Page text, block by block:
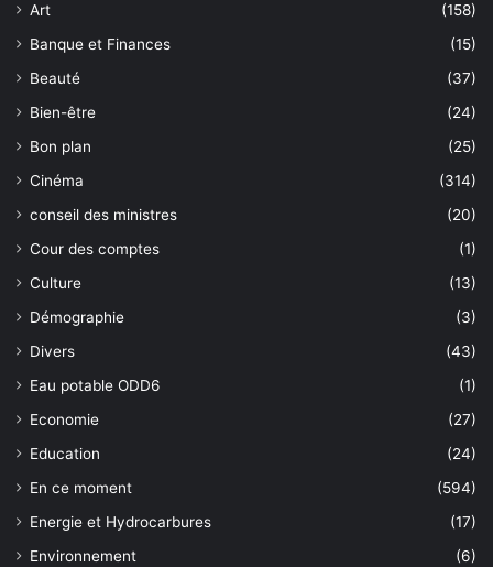
Art
(158)
Banque et Finances
(15)
Beauté
(37)
Bien-être
(24)
Bon plan
(25)
Cinéma
(314)
conseil des ministres
(20)
Cour des comptes
(1)
Culture
(13)
Démographie
(3)
Divers
(43)
Eau potable ODD6
(1)
Economie
(27)
Education
(24)
En ce moment
(594)
Energie et Hydrocarbures
(17)
Environnement
(6)